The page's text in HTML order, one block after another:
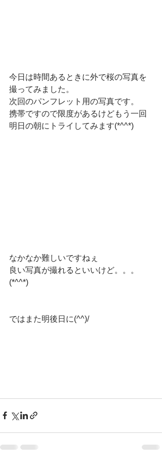
今日は時間あるときに外で桜の写真を
撮ってみました。
次回のパンフレット用の写真です。
携帯ですので限度があるけどもう一回
明日の朝にトライしてみます(*^^*)
なかなか難しいですねぇ
良い写真が撮れるといいけど。。。
(*^^*)
ではまた明後日に(^^)/